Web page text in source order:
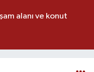
alanı ve konut